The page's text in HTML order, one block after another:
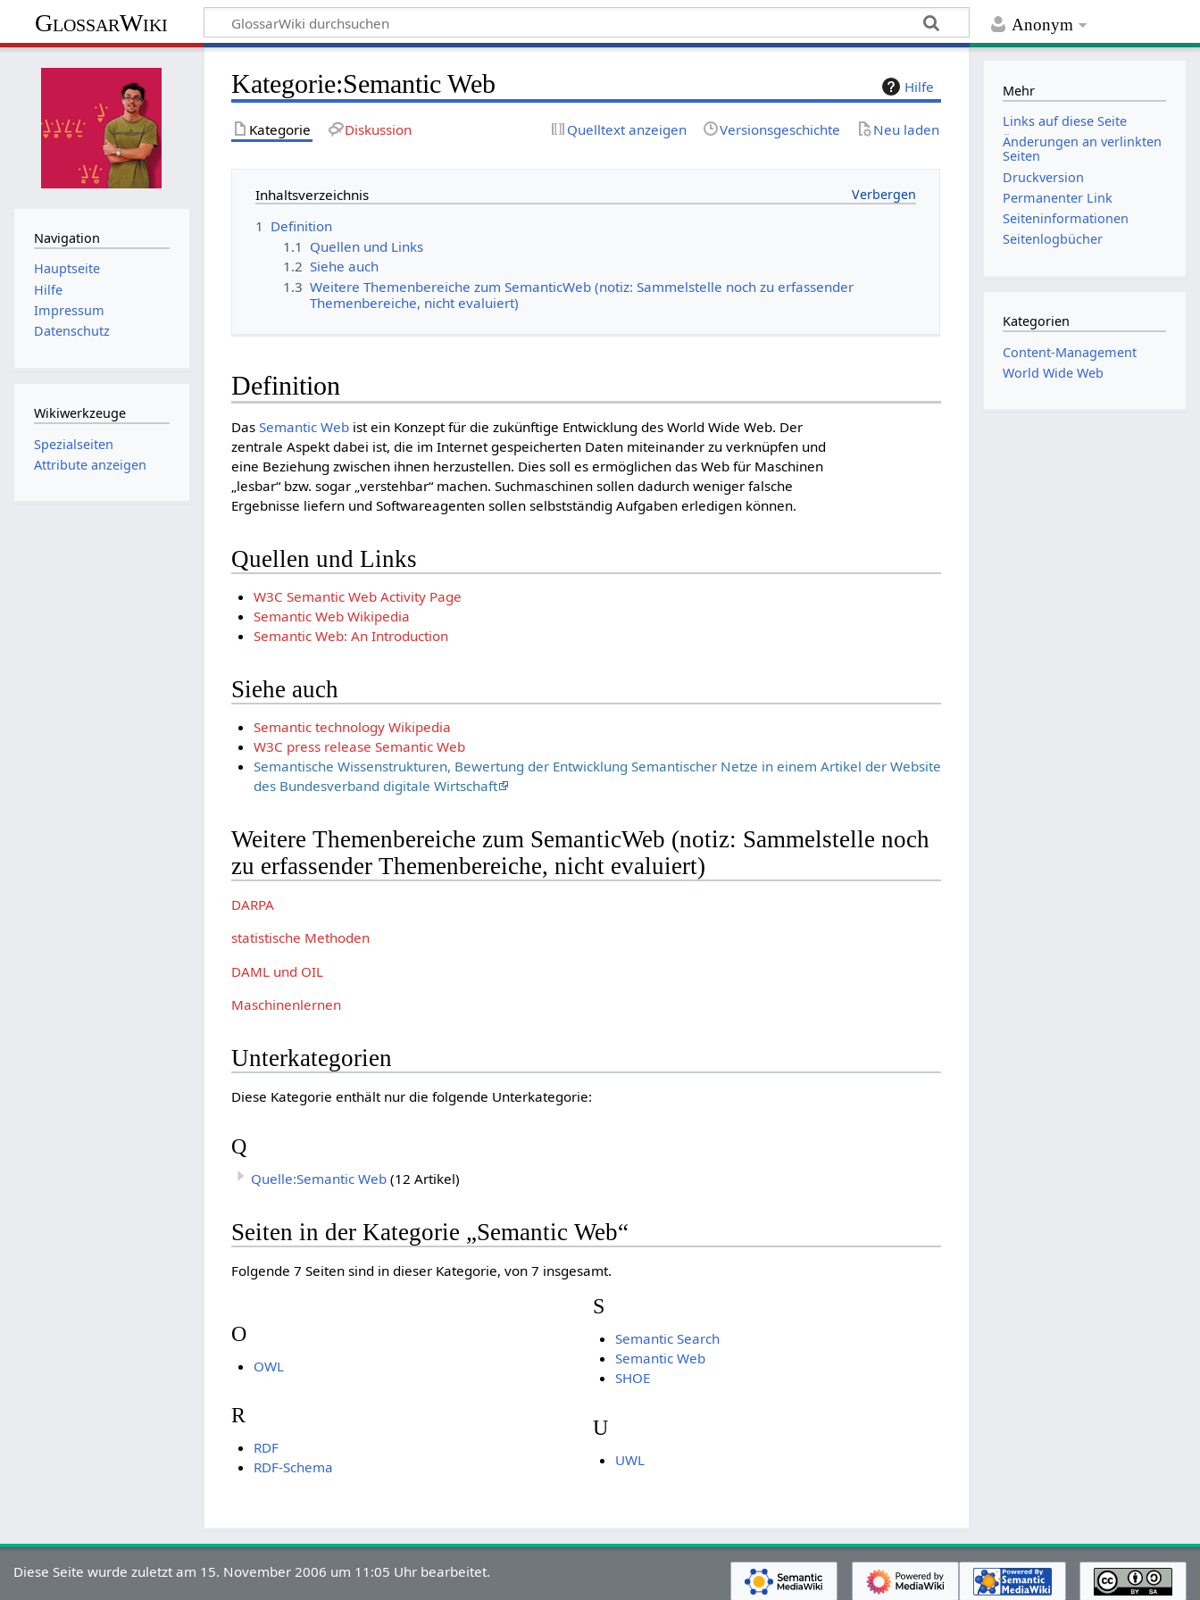
Anonym
GlossarWiki
Hilfe
Kategorie:Semantic Web
Kategorie Diskussion Quelltext anzeigen Versionsgeschichte Neu laden
Inhaltsverzeichnis
1 Definition
1.1 Quellen und Links
1.2 Siehe auch
1.3 Weitere Themenbereiche zum SemanticWeb (notiz: Sammelstelle noch zu erfassender
Themenbereiche, nicht evaluiert)
Definition
DasSemantic Web ist ein Konzept für die zukünftige Entwicklung des World Wide Web. Der
zentrale Aspekt dabei ist, die im Internet gespeicherten Daten miteinander zu verknüpfen und
eine Beziehung zwischen ihnen herzustellen. Dies soll es ermöglichen das Web für Maschinen
„lesbar“ bzw. sogar „verstehbar“ machen. Suchmaschinen sollen dadurch weniger falsche
Ergebnisse liefern und Softwareagenten sollen selbstständig Aufgaben erledigen können.
Quellen und Links
W3C Semantic Web Activity Page
Semantic Web Wikipedia
Semantic Web: An Introduction
Siehe auch
Semantic technology Wikipedia
W3C press release Semantic Web
Semantische Wissenstrukturen, Bewertung der Entwicklung Semantischer Netze in einem Artikel der Website
des Bundesverband digitale Wirtschaft
Weitere Themenbereiche zum SemanticWeb (notiz: Sammelstelle noch
zu erfassender Themenbereiche, nicht evaluiert)
DARPA
statistische Methoden
DAML und OIL
Maschinenlernen
Unterkategorien
Diese Kategorie enthält nur die folgende Unterkategorie:
Q
Quelle:Semantic Web (12 Artikel)
Seiten in der Kategorie „Semantic Web“
Folgende 7 Seiten sind in dieser Kategorie, von 7 insgesamt.
O
OWL
R
RDF
RDF-Schema
S
Semantic Search
Semantic Web
SHOE
U
UWL
Navigation
Hauptseite
Hilfe
Impressum
Datenschutz
Wikiwerkzeuge
Spezialseiten
Attribute anzeigen
Mehr
Links auf diese Seite
Änderungen an verlinkten
Seiten
Druckversion
Permanenter Link
Seiten­­informationen
Seitenlogbücher
Kategorien
Content-Management
World Wide Web
Diese Seite wurde zuletzt am 15. November 2006 um 11:05 Uhr bearbeitet.